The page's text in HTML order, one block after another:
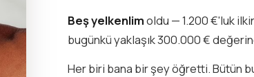
Beş yelkenlimoldu — 1.200 €'luk
bugünkü yaklaşık 300.000 €
Her biri bana bir şey öğretti. Bütün